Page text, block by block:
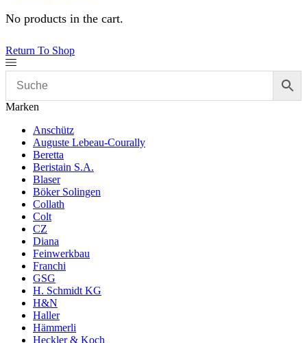
No products in the cart.
Return To Shop
Marken
Anschütz
Auguste Lebeau-Courally
Beretta
Beristain S.A.
Blaser
Böker Solingen
Collath
Colt
CZ
Diana
Feinwerkbau
Franchi
GSG
H. Schmidt KG
H&N
Haller
Hämmerli
Heckler & Koch